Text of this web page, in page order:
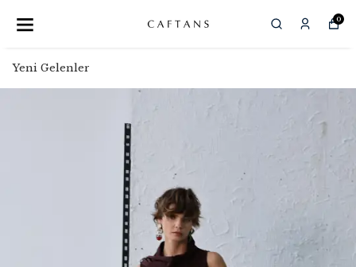
0
Yeni Gelenler